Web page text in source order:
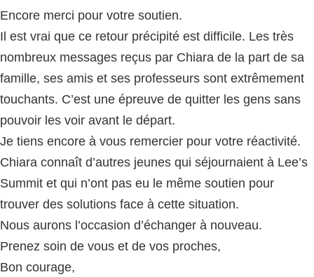
Encore merci pour votre soutien.
Il est vrai que ce retour précipité est difficile. Les très
nombreux messages reçus par Chiara de la part de sa
famille, ses amis et ses professeurs sont extrêmement
touchants. C’est une épreuve de quitter les gens sans
pouvoir les voir avant le départ.
Je tiens encore à vous remercier pour votre réactivité.
Chiara connaît d’autres jeunes qui séjournaient à Lee’s
Summit et qui n’ont pas eu le même soutien pour
trouver des solutions face à cette situation.
Nous aurons l’occasion d’échanger à nouveau.
Prenez soin de vous et de vos proches,
Bon courage,